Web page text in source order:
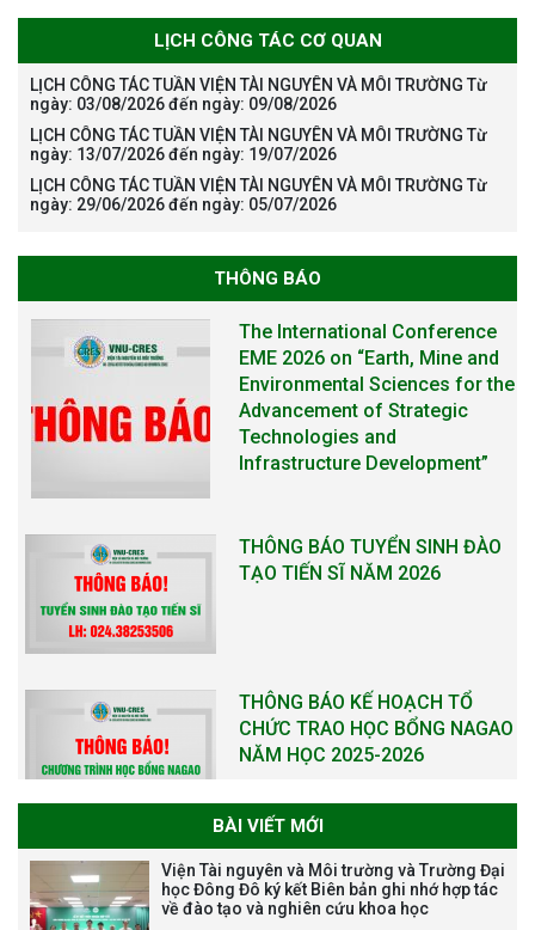
LỊCH CÔNG TÁC CƠ QUAN
LỊCH CÔNG TÁC TUẦN VIỆN TÀI NGUYÊN VÀ MÔI TRƯỜNG Từ
ngày: 03/08/2026 đến ngày: 09/08/2026
LỊCH CÔNG TÁC TUẦN VIỆN TÀI NGUYÊN VÀ MÔI TRƯỜNG Từ
ngày: 13/07/2026 đến ngày: 19/07/2026
LỊCH CÔNG TÁC TUẦN VIỆN TÀI NGUYÊN VÀ MÔI TRƯỜNG Từ
ngày: 29/06/2026 đến ngày: 05/07/2026
THÔNG BÁO
The International Conference
EME 2026 on “Earth, Mine and
Environmental Sciences for the
Advancement of Strategic
Technologies and
Infrastructure Development”
THÔNG BÁO TUYỂN SINH ĐÀO
TẠO TIẾN SĨ NĂM 2026
THÔNG BÁO KẾ HOẠCH TỔ
CHỨC TRAO HỌC BỔNG NAGAO
NĂM HỌC 2025-2026
THƯ CẢM ƠN LỄ KỶ NIỆM 40
NĂM XÂY DỰNG VÀ PHÁT TRIỂN
VIỆN (1985-2025) VÀ ĐÓN
BÀI VIẾT MỚI
Viện Tài nguyên và Môi trường và Trường Đại
học Đông Đô ký kết Biên bản ghi nhớ hợp tác
về đào tạo và nghiên cứu khoa học